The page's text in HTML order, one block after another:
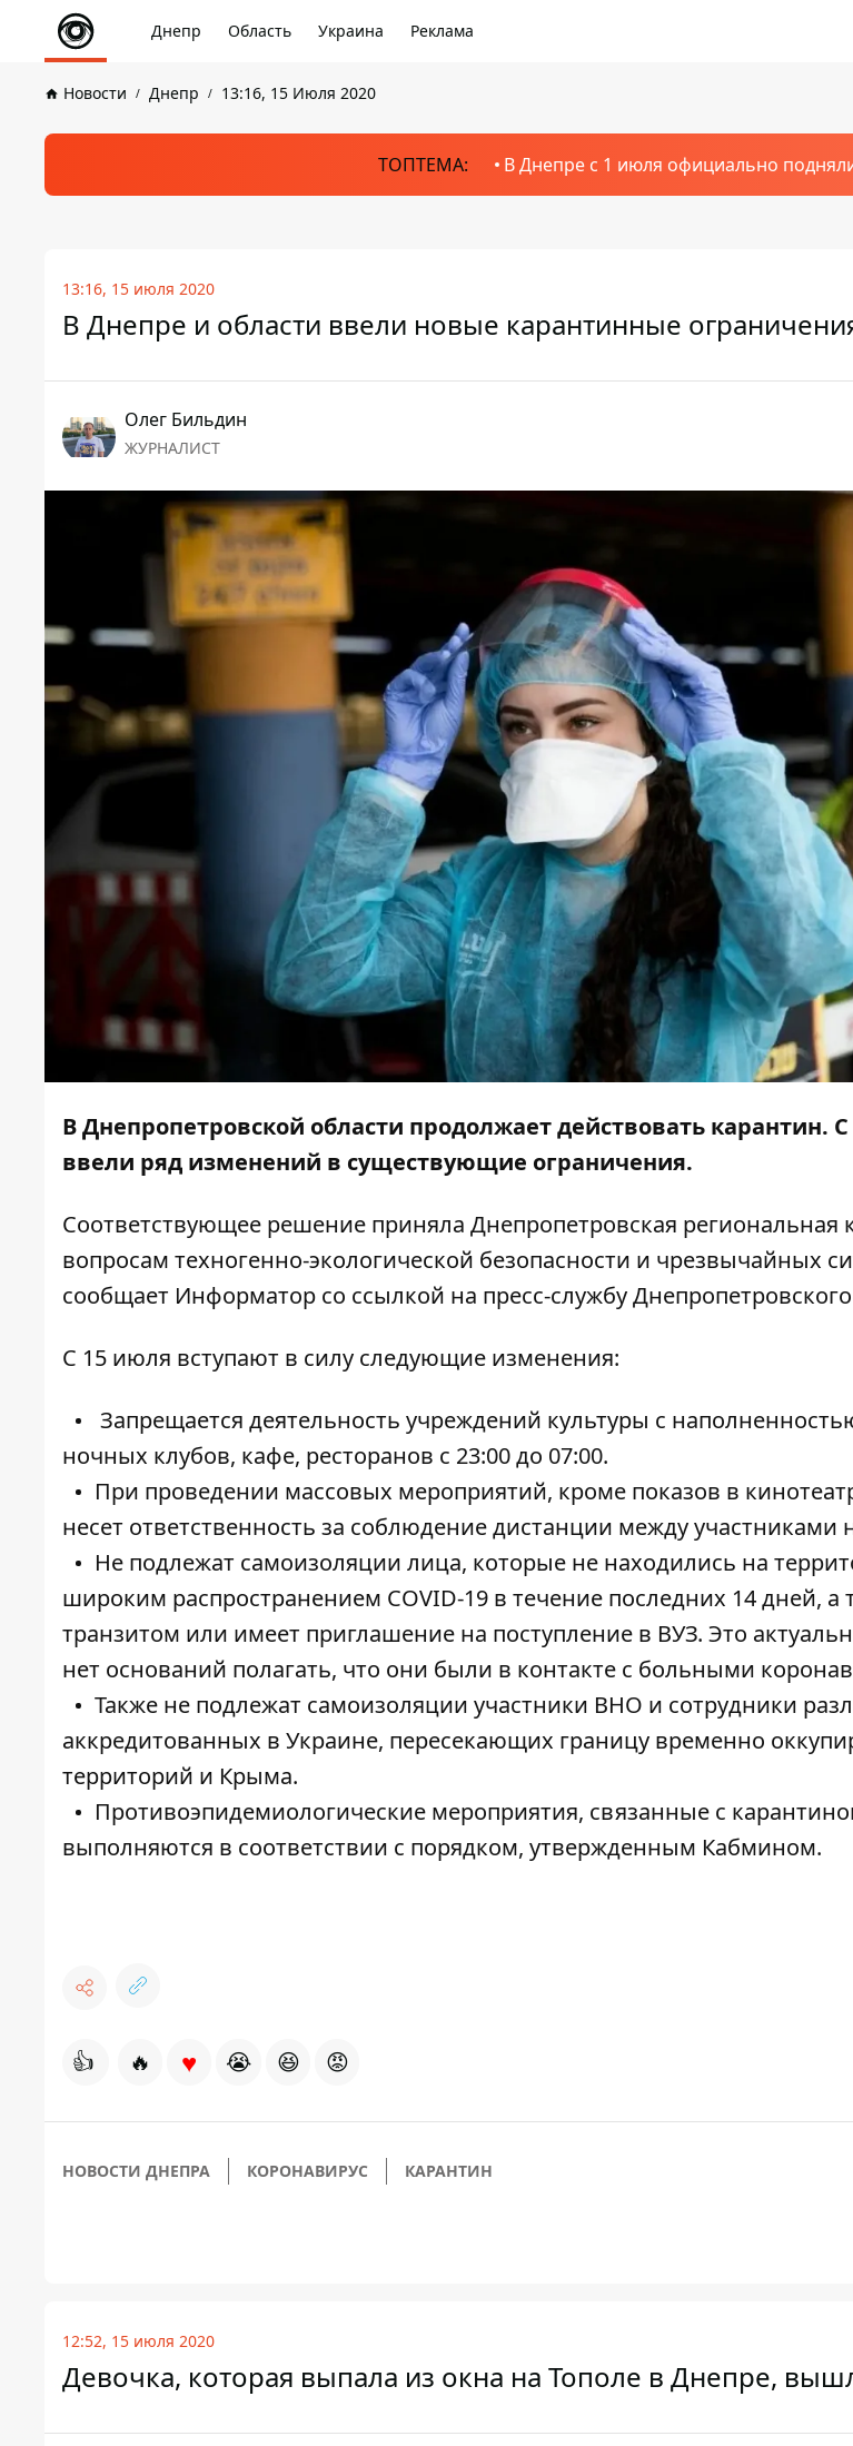
Днепр Область Украина Реклама
Новости Днепр 13:16, 15 Июля 2020
ТОПТЕМА: В Днепре с 1 июля официально
13:16, 15 июля 2020
В Днепре и области ввели новые карантинные
Олег Бильдин
ЖУРНАЛИСТ
В Днепропетровской области продолжает действовать карантин.
ввели ряд изменений в существующие ограничения.
Соответствующее решение приняла Днепропетровская региональная
вопросам техногенно-экологической безопасности и чрезвычайных
сообщает Информатор со ссылкой на пресс-службу
С 15 июля вступают в силу следующие изменения:
Запрещается деятельность учреждений культуры с
ночных клубов, кафе, ресторанов с 23:00 до 07:00.
При проведении массовых мероприятий, кроме показов в
несет ответственность за соблюдение дистанции между участниками
Не подлежат самоизоляции лица, которые не находились на
широким распространением COVID-19 в течение последних 14 дней, а
транзитом или имеет приглашение на поступление в ВУЗ. Это
нет оснований полагать, что они были в контакте с больными
Также не подлежат самоизоляции участники ВНО и сотрудники
аккредитованных в Украине, пересекающих границу временно
территорий и Крыма.
Противоэпидемиологические мероприятия, связанные с
выполняются в соответствии с порядком, утвержденным Кабмином.
👍 🔥 ♥ 😭 😆 😡
НОВОСТИ ДНЕПРА КОРОНАВИРУС КАРАНТИН
12:52, 15 июля 2020
Девочка, которая выпала из окна на Тополе в Днепре,